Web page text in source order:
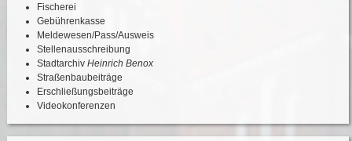
Fischerei
Gebührenkasse
Meldewesen/Pass/Ausweis
Stellenausschreibung
StadtarchivHeinrich Benox
Straßenbaubeiträge
Erschließungsbeiträge
Videokonferenzen